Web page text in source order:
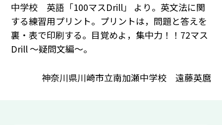
中学校 英語「100マスDrill」 より。英文法に関
する練習用プリント。プリントは，問題と答えを
裏・表で印刷する。目覚めよ，集中力！！72マス
Drill ～疑問文編～。
神奈川県川崎市立南加瀬中学校 遠藤英麿